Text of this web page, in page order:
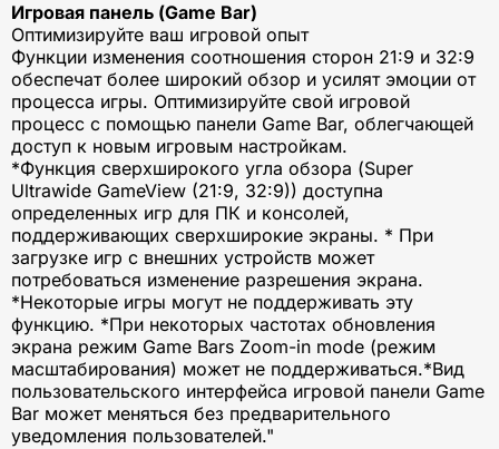
Игровая панель (Game Bar)
Оптимизируйте ваш игровой опыт
Функции изменения соотношения сторон 21:9 и 32:9
обеспечат более широкий обзор и усилят эмоции от
процесса игры. Оптимизируйте свой игровой
процесс с помощью панели Game Bar, облегчающей
доступ к новым игровым настройкам.
*Функция сверхширокого угла обзора (Super
Ultrawide GameView (21:9, 32:9)) доступна
определенных игр для ПК и консолей,
поддерживающих сверхширокие экраны. * При
загрузке игр с внешних устройств может
потребоваться изменение разрешения экрана.
*Некоторые игры могут не поддерживать эту
функцию. *При некоторых частотах обновления
экрана режим Game Bars Zoom-in mode (режим
масштабирования) может не поддерживаться.*Вид
пользовательского интерфейса игровой панели Game
Bar может меняться без предварительного
уведомления пользователей."